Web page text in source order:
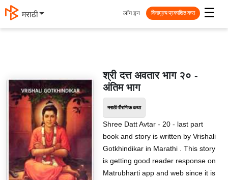
मराठी ☰
लॉग इन विनामूल्य प्रकाशित करा
श्री दत्त अवतार भाग २० -
अंतिम भाग
मराठी पौराणिक कथा
Shree Datt Avtar - 20 - last part
book and story is written by Vrishali
Gotkhindikar in Marathi . This story
is getting good reader response on
Matrubharti app and web since it is